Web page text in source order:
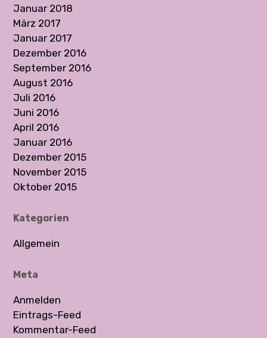
Januar 2018
März 2017
Januar 2017
Dezember 2016
September 2016
August 2016
Juli 2016
Juni 2016
April 2016
Januar 2016
Dezember 2015
November 2015
Oktober 2015
Kategorien
Allgemein
Meta
Anmelden
Eintrags-Feed
Kommentar-Feed